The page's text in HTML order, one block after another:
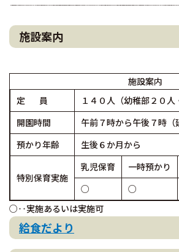
施設案内
施設案内
定 員
１４０人（幼稚部２０人
開園時間
午前７時から午後７時（
預かり年齢
生後６か月から
特別保育実施
乳児保育 一時預かり
○
○
○‥実施あるいは実施可
給食だより